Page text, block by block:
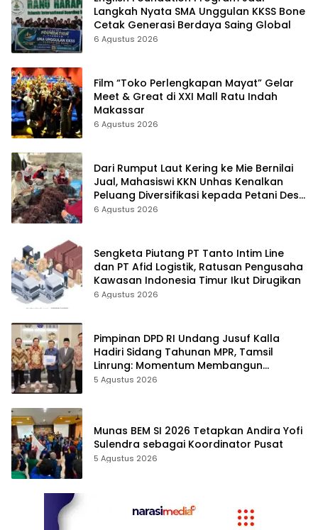
Langkah Nyata SMA Unggulan KKSS Bone
Cetak Generasi Berdaya Saing Global
6 Agustus 2026
Film “Toko Perlengkapan Mayat” Gelar
Meet & Great di XXI Mall Ratu Indah
Makassar
6 Agustus 2026
Dari Rumput Laut Kering ke Mie Bernilai
Jual, Mahasiswi KKN Unhas Kenalkan
Peluang Diversifikasi kepada Petani Desa
Baruga
6 Agustus 2026
Sengketa Piutang PT Tanto Intim Line
dan PT Afid Logistik, Ratusan Pengusaha
Kawasan Indonesia Timur Ikut Dirugikan
6 Agustus 2026
Pimpinan DPD RI Undang Jusuf Kalla
Hadiri Sidang Tahunan MPR, Tamsil
Linrung: Momentum Membangun
Solidaritas Kepemimpinan Bangsa
5 Agustus 2026
Munas BEM SI 2026 Tetapkan Andira Yofi
Sulendra sebagai Koordinator Pusat
5 Agustus 2026